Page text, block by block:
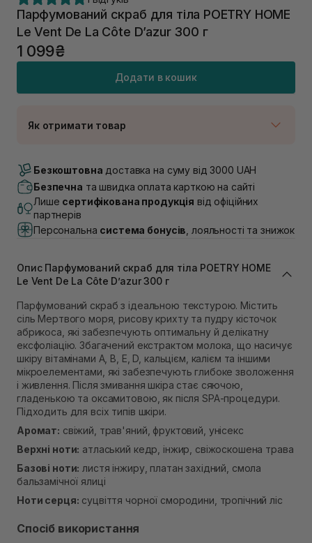
Парфумований скраб для тіла POETRY HOME
Le Vent De La Côte D’azur 300 г
1 099₴
Додати в кошик
Як отримати товар
В наявності
Самовивіз м. Луцьк, вул. Винниченка 4
Немає в наявності!
Самовивіз м. Львів, вул. Академіка Підстригача, 1В
(Duck’s Lake)
В наявності
Немає в наявності!
Самовивіз м. Львів, вул. Степана Бандери 45
Самовивіз м. Рівне, вул. 16-го Липня, 15
В наявності
Самовивіз м. Рівне, вул. Кулика і Гудачека 23 (ТЦ
Екватор)
В наявності
Безкоштовна доставка на суму від 3000 UAH
Безпечна та швидка оплата карткою на сайті
Лише сертифікована продукція від офіційних
партнерів
Персональна система бонусів , лояльності та знижок
Опис Парфумований скраб для тіла POETRY HOME
Le Vent De La Côte D’azur 300 г
Парфумований скраб з ідеальною текстурою. Містить
сіль Мертвого моря, рисову крихту та пудру кісточок
абрикоса, які забезпечують оптимальну й делікатну
ексфоліацію. Збагачений екстрактом молока, що насичує
шкіру вітамінами A, B, E, D, кальцієм, калієм та іншими
мікроелементами, які забезпечують глибоке зволоження
і живлення. Після змивання шкіра стає сяючою,
гладенькою та оксамитовою, як після SPA-процедури.
Підходить для всіх типів шкіри.
Аромат: свіжий, трав'яний, фруктовий, унісекс
Верхні ноти: атласький кедр, інжир, свіжоскошена трава
Базові ноти: листя інжиру, платан західний, смола
бальзамічної ялиці
Ноти серця: суцвіття чорної смородини, тропічний ліс
Спосіб використання